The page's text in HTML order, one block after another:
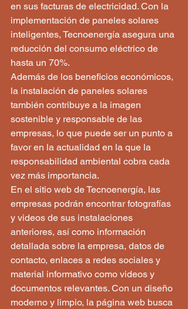
en sus facturas de electricidad. Con la
implementación de paneles solares
inteligentes, Tecnoenergía asegura una
reducción del consumo eléctrico de
hasta un 70%.
Además de los beneficios económicos,
la instalación de paneles solares
también contribuye a la imagen
sostenible y responsable de las
empresas, lo que puede ser un punto a
favor en la actualidad en la que la
responsabilidad ambiental cobra cada
vez más importancia.
En el sitio web de Tecnoenergía, las
empresas podrán encontrar fotografías
y videos de sus instalaciones
anteriores, así como información
detallada sobre la empresa, datos de
contacto, enlaces a redes sociales y
material informativo como videos y
documentos relevantes. Con un diseño
moderno y limpio, la página web busca